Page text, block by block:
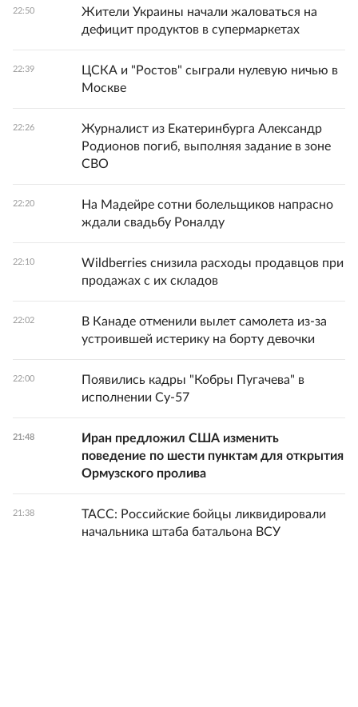
22:50
Жители Украины начали жаловаться на
дефицит продуктов в супермаркетах
22:39
ЦСКА и "Ростов" сыграли нулевую ничью в
Москве
22:26
Журналист из Екатеринбурга Александр
Родионов погиб, выполняя задание в зоне
СВО
22:20
На Мадейре сотни болельщиков напрасно
ждали свадьбу Роналду
22:10
Wildberries снизила расходы продавцов при
продажах с их складов
22:02
В Канаде отменили вылет самолета из-за
устроившей истерику на борту девочки
22:00
Появились кадры "Кобры Пугачева" в
исполнении Су-57
21:48
Иран предложил США изменить
поведение по шести пунктам для открытия
Ормузского пролива
21:38
ТАСС: Российские бойцы ликвидировали
начальника штаба батальона ВСУ